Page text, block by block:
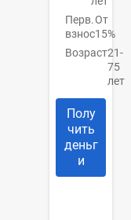
Перв.
взнос
От
15%
Возраст21-
75
лет
Полу
чить
деньг
и